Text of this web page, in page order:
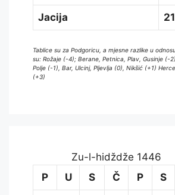
Jacija
Tablice su za Podgoricu, a mjesne razlike u
su: Rožaje (-4); Berane, Petnica, Plav, Gusinje (-
Polje (-1), Bar, Ulcinj, Pljevlja (0), Nikšić (+1)
(+3)
Zu-l-hidždže 1446
P
U S Č P S